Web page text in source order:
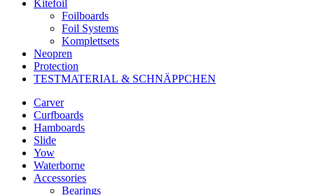
Kitefoil
Foilboards
Foil Systems
Komplettsets
Neopren
Protection
TESTMATERIAL & SCHNÄPPCHEN
Carver
Curfboards
Hamboards
Slide
Yow
Waterborne
Accessories
Bearings